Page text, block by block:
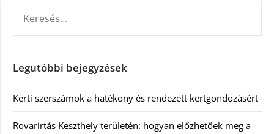
Legutóbbi bejegyzések
Kerti szerszámok a hatékony és rendezett kertgondozásért
Rovarirtás Keszthely területén: hogyan előzhetőek meg a